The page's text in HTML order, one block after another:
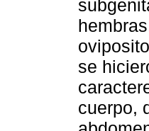
se
cuerpo,